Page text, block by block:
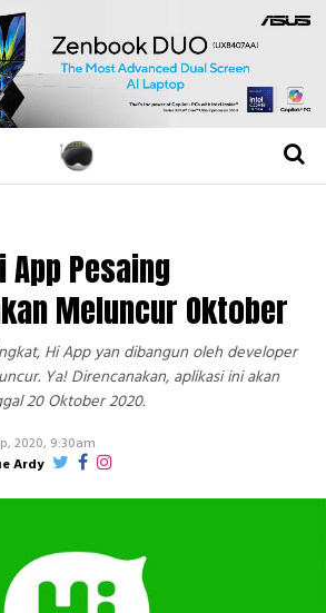
App Pesaing
Meluncur Oktober
Hi App yan dibangun oleh developer
Ya! Direncanakan, aplikasi ini akan
20 Oktober 2020.
2020, 9:30am
Ardy